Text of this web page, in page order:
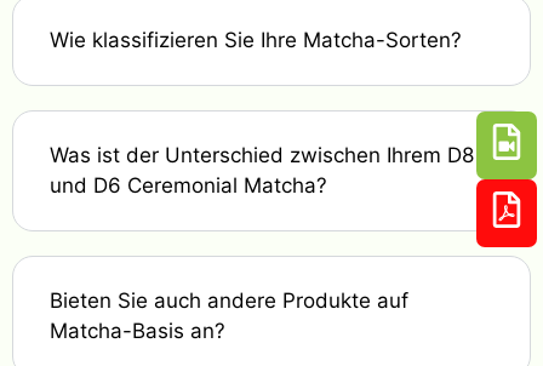
Wie klassifizieren Sie Ihre Matcha-Sorten?
Was ist der Unterschied zwischen Ihrem D8
und D6 Ceremonial Matcha?
Bieten Sie auch andere Produkte auf
Matcha-Basis an?